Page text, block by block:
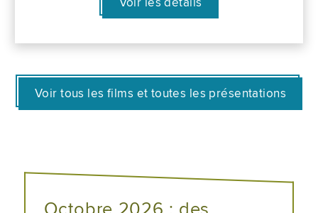
Voir tous les films et toutes les présentations